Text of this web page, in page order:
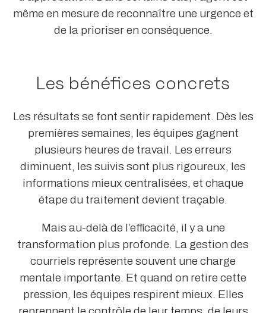
même en mesure de reconnaître une urgence et
de la prioriser en conséquence.
Les bénéfices concrets
Les résultats se font sentir rapidement. Dès les
premières semaines, les équipes gagnent
plusieurs heures de travail. Les erreurs
diminuent, les suivis sont plus rigoureux, les
informations mieux centralisées, et chaque
étape du traitement devient traçable.
Mais au-delà de l’efficacité, il y a une
transformation plus profonde. La gestion des
courriels représente souvent une charge
mentale importante. Et quand on retire cette
pression, les équipes respirent mieux. Elles